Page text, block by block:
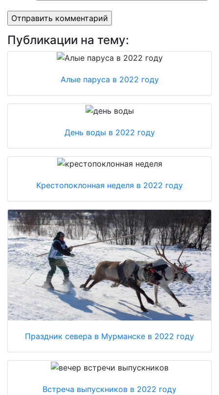
Публикации на тему:
Алые паруса в 2022 году
День воды в 2022 году
Крестопоклонная неделя в 2022 году
Праздник севера в Мурманске в 2022 году
Встреча выпускников в 2022 году